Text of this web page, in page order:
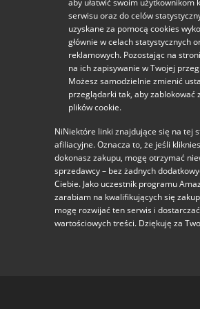
aby ułatwić swoim użytkownikom
serwisu oraz do celów
uzyskane za pomocą cookies
głównie w celach statystycznych
reklamowych. Pozostając na
na ich zapisywanie w Twojej
Możesz samodzielnie zmienić
przeglądarki tak, aby zablokować
plików cookie.
NiNiektóre linki znajdujące się na tej
afiliacyjne. Oznacza to, że jeśli
dokonasz zakupu, mogę otrzymać
sprzedawcy – bez żadnych
Ciebie. Jako uczestnik programu
zarabiam na kwalifikujących się
mogę rozwijać ten serwis i
wartościowych treści. Dziękuję za